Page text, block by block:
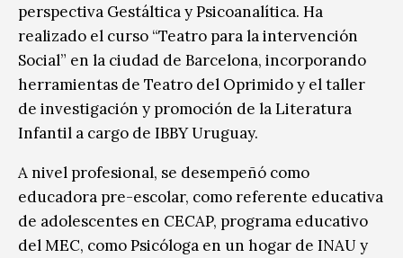
perspectiva Gestáltica y Psicoanalítica. Ha
realizado el curso “Teatro para la intervención
Social” en la ciudad de Barcelona, incorporando
herramientas de Teatro del Oprimido y el taller
de investigación y promoción de la Literatura
Infantil a cargo de IBBY Uruguay.
A nivel profesional, se desempeñó como
educadora pre-escolar, como referente educativa
de adolescentes en CECAP, programa educativo
del MEC, como Psicóloga en un hogar de INAU y